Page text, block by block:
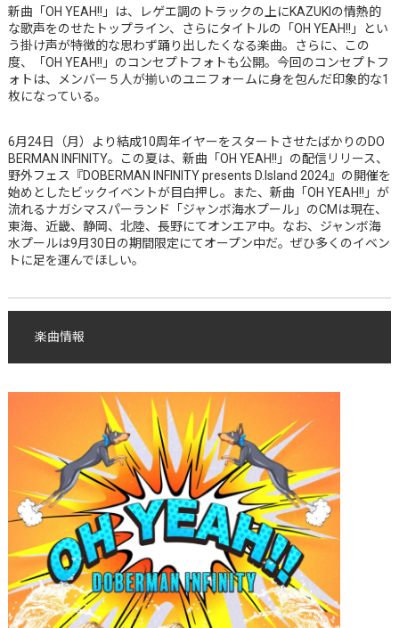
新曲「OH YEAH!!」は、レゲエ調のトラックの上にKAZUKIの情熱的
な歌声をのせたトップライン、さらにタイトルの「OH YEAH!!」とい
う掛け声が特徴的な思わず踊り出したくなる楽曲。さらに、この
度、「OH YEAH!!」のコンセプトフォトも公開。今回のコンセプトフ
ォトは、メンバー５人が揃いのユニフォームに身を包んだ印象的な1
枚になっている。
6月24日（月）より結成10周年イヤーをスタートさせたばかりのDO
BERMAN INFINITY。この夏は、新曲「OH YEAH!!」の配信リリース、
野外フェス『DOBERMAN INFINITY presents D.Island 2024』の開催を
始めとしたビックイベントが目白押し。また、新曲「OH YEAH!!」が
流れるナガシマスパーランド「ジャンボ海水プール」のCMは現在、
東海、近畿、静岡、北陸、長野にてオンエア中。なお、ジャンボ海
水プールは9月30日の期間限定にてオープン中だ。ぜひ多くのイベン
トに足を運んでほしい。
楽曲情報